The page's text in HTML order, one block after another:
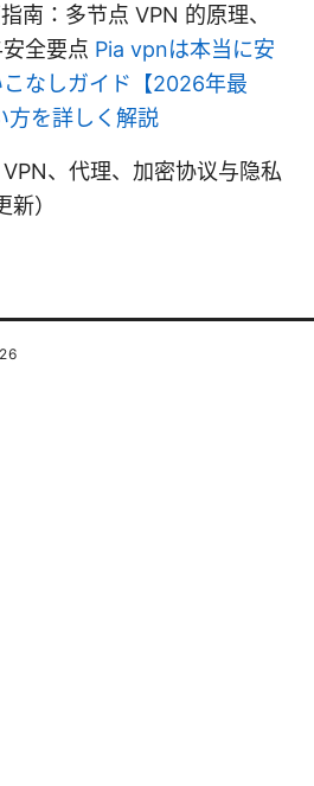
南：多节点 VPN 的原理、
全要点 Pia vpnは本当に安
なしガイド【2026年最
を詳しく解説
、代理、加密协议与隐私
）